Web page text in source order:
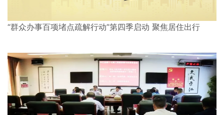
“群众办事百项堵点疏解行动”第四季启动 聚焦居住出行